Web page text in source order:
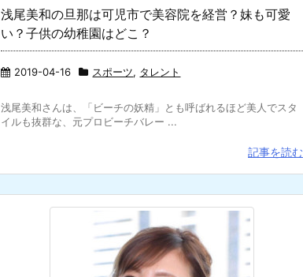
浅尾美和の旦那は可児市で美容院を経営？妹も可愛
い？子供の幼稚園はどこ？
2019-04-16 スポーツ, タレント
浅尾美和さんは、「ビーチの妖精」とも呼ばれるほど美人でスタ
イルも抜群な、元プロビーチバレー ...
記事を読む